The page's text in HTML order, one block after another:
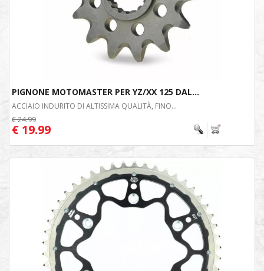
PIGNONE MOTOMASTER PER YZ/XX 125 DAL...
ACCIAIO INDURITO DI ALTISSIMA QUALITÀ, FINO...
€ 24.99
€ 19.99